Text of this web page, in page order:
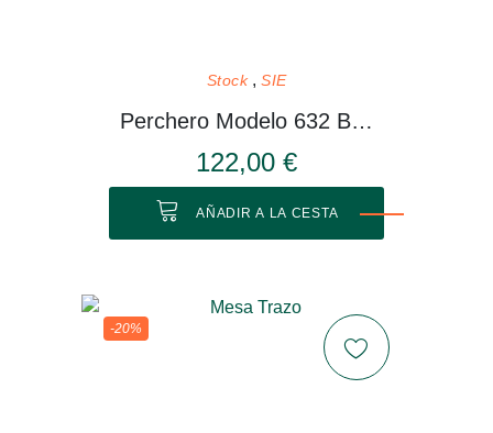
Stock SIE
Perchero Modelo 632 Blanco
122,00 €
AÑADIR A LA CESTA
-20%